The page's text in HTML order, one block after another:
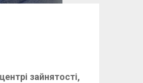
зайнятості,